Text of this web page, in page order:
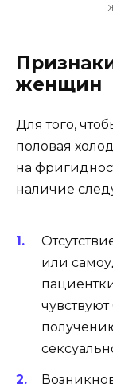
женщин
Для того,
половая
на
наличие
или
чувствуют